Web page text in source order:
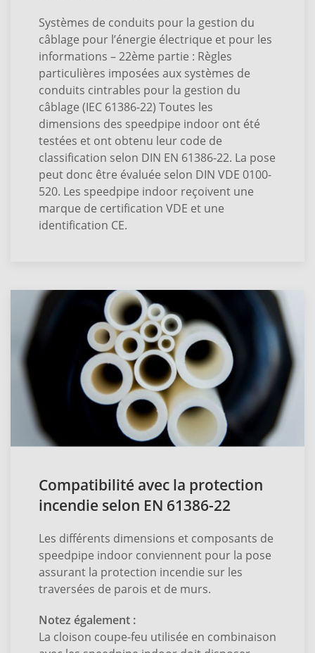
Systèmes de conduits pour la gestion du
câblage pour l’énergie électrique et pour les
informations – 22ème partie : Règles
particulières imposées aux systèmes de
conduits cintrables pour la gestion du
câblage (IEC 61386-22) Toutes les
dimensions des speedpipe indoor ont été
testées et ont obtenu leur code de
classification selon DIN EN 61386-22. La pose
peut donc être évaluée selon DIN VDE 0100-
520. Les speedpipe indoor reçoivent une
marque de certification VDE et une
identification CE.
Compatibilité avec la protection
incendie selon EN 61386-22
Les différents dimensions et composants de
speedpipe indoor conviennent pour la pose
assurant la protection incendie sur les
traversées de parois et de murs.
Notez également :
La cloison coupe-feu utilisée en combinaison